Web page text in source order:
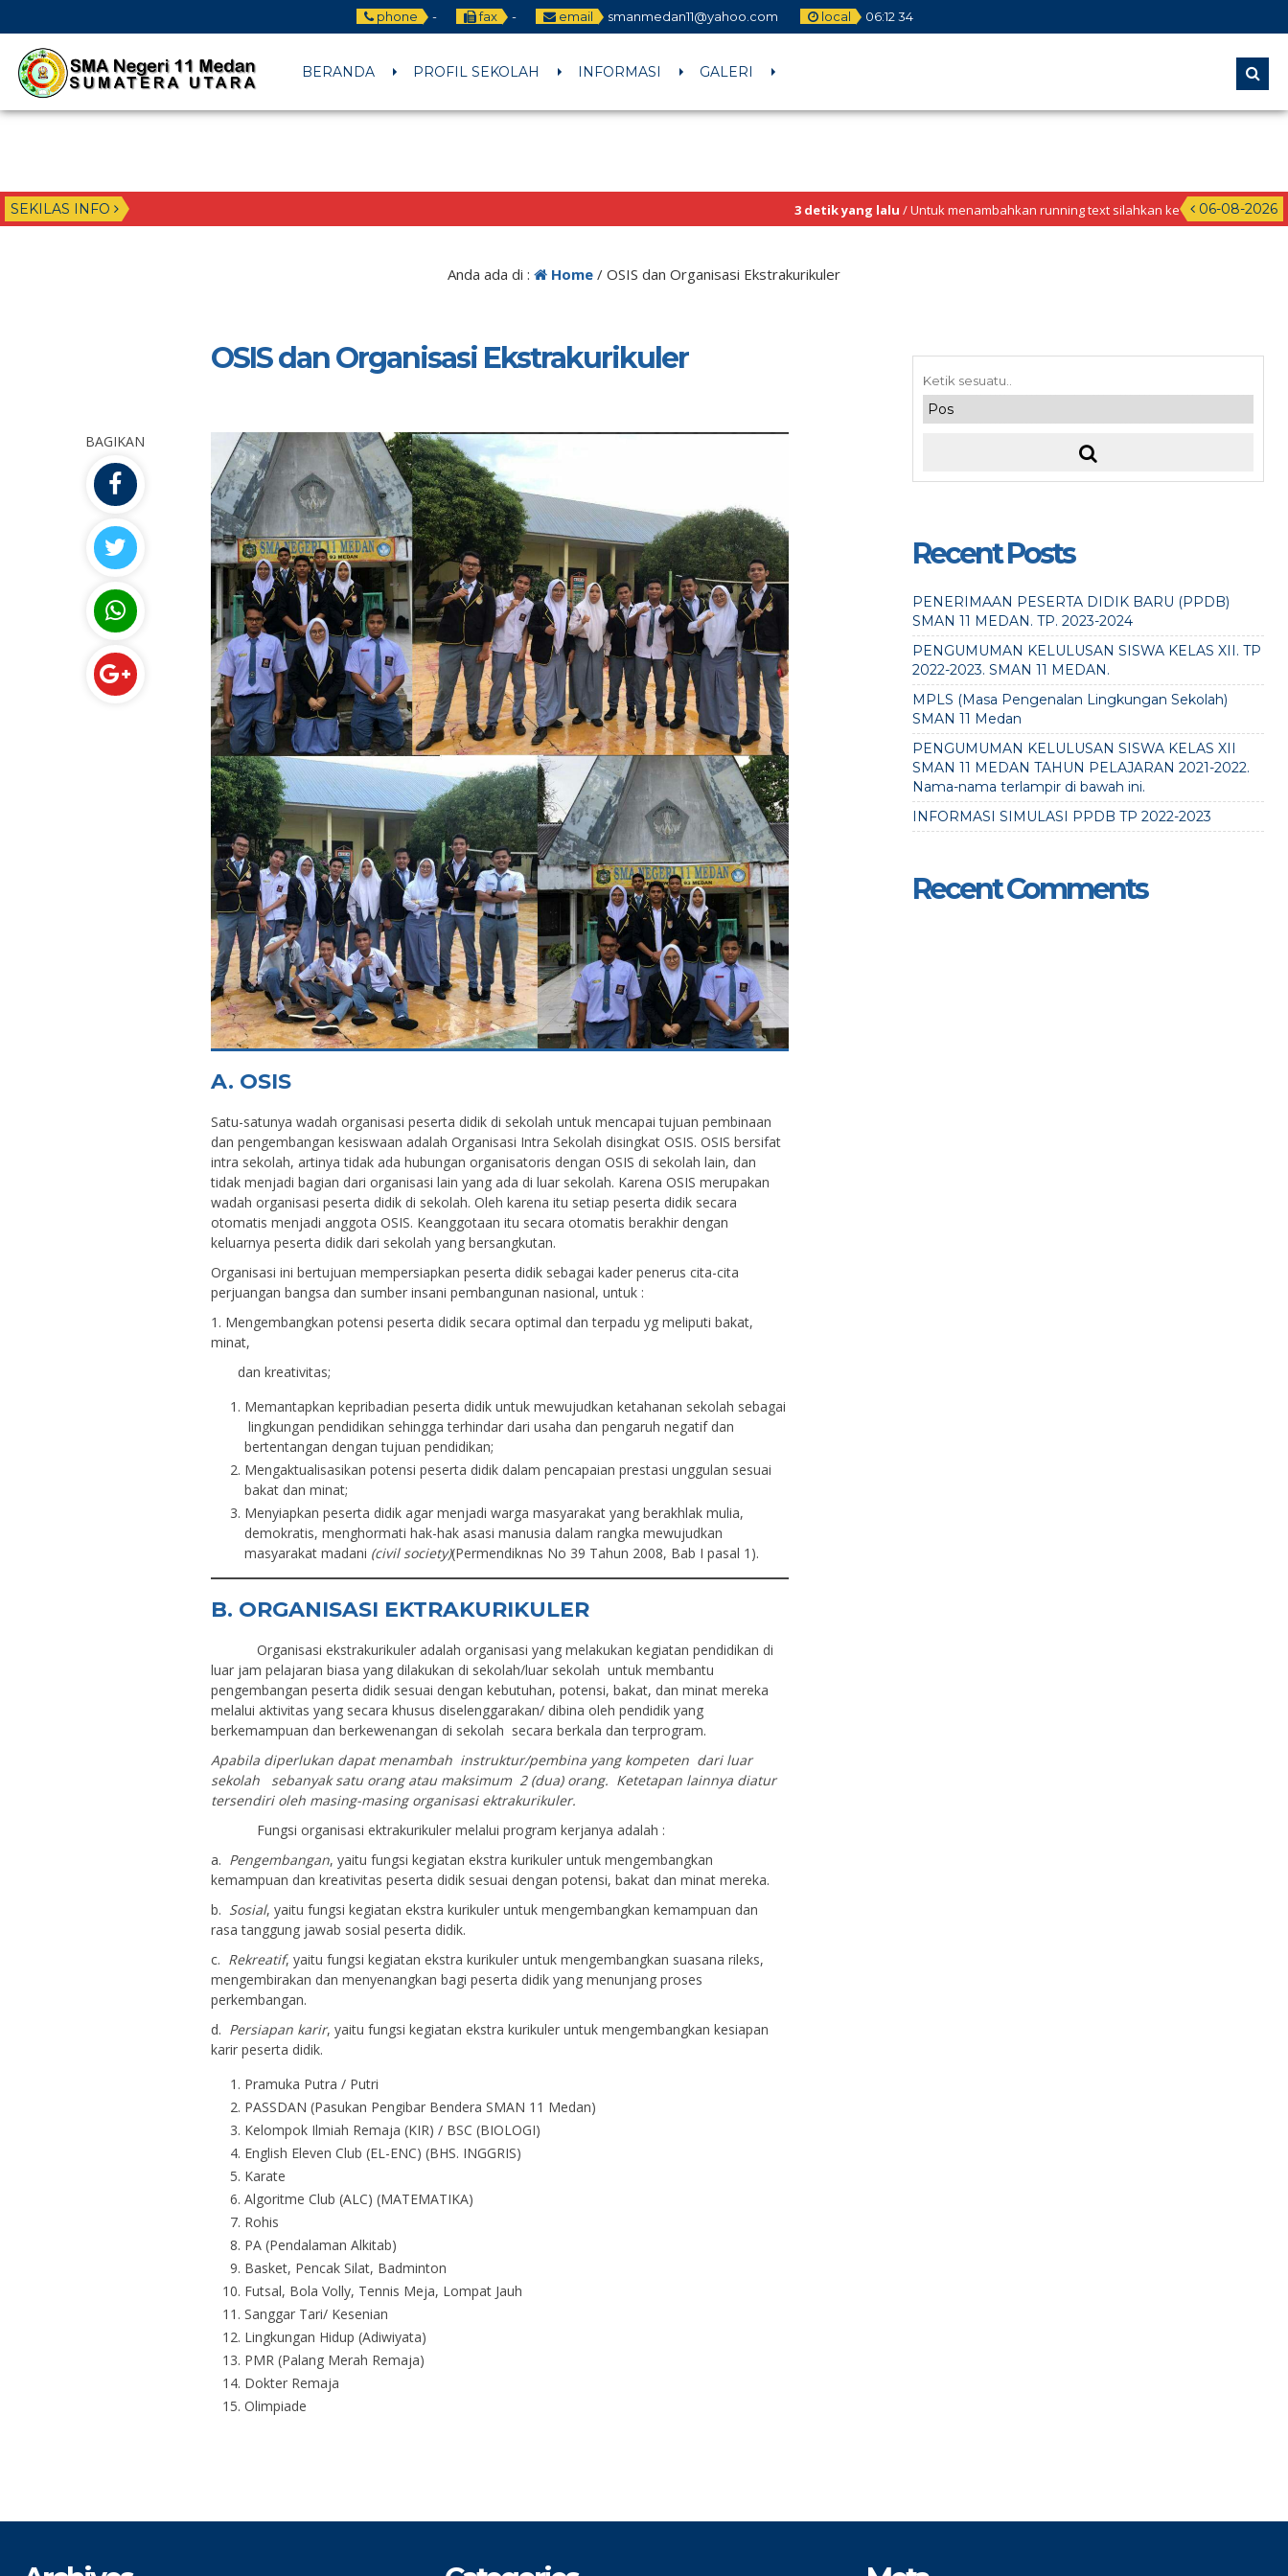
phone - fax - email smanmedan11@yahoo.com local 06:12 34
BERANDA PROFIL SEKOLAH INFORMASI GALERI
SEKILAS INFO 06-08-2026
3 detik yang lalu/ Untuk menambahkan running text silahkan ke Dashboard >
Sekilas Info
Anda ada di : Home / OSIS dan Organisasi Ekstrakurikuler
OSIS dan Organisasi Ekstrakurikuler
BAGIKAN
A. OSIS
Satu-satunya wadah organisasi peserta didik di sekolah untuk mencapai tujuan pembinaan
dan pengembangan kesiswaan adalah Organisasi Intra Sekolah disingkat OSIS. OSIS bersifat
intra sekolah, artinya tidak ada hubungan organisatoris dengan OSIS di sekolah lain, dan
tidak menjadi bagian dari organisasi lain yang ada di luar sekolah. Karena OSIS merupakan
wadah organisasi peserta didik di sekolah. Oleh karena itu setiap peserta didik secara
otomatis menjadi anggota OSIS. Keanggotaan itu secara otomatis berakhir dengan
keluarnya peserta didik dari sekolah yang bersangkutan.
Organisasi ini bertujuan mempersiapkan peserta didik sebagai kader penerus cita-cita
perjuangan bangsa dan sumber insani pembangunan nasional, untuk :
1. Mengembangkan potensi peserta didik secara optimal dan terpadu yg meliputi bakat,
minat,
dan kreativitas;
Memantapkan kepribadian peserta didik untuk mewujudkan ketahanan sekolah sebagai
lingkungan pendidikan sehingga terhindar dari usaha dan pengaruh negatif dan
bertentangan dengan tujuan pendidikan;
Mengaktualisasikan potensi peserta didik dalam pencapaian prestasi unggulan sesuai
bakat dan minat;
Menyiapkan peserta didik agar menjadi warga masyarakat yang berakhlak mulia,
demokratis, menghormati hak-hak asasi manusia dalam rangka mewujudkan
masyarakat madani (civil society)(Permendiknas No 39 Tahun 2008, Bab I pasal 1).
B. ORGANISASI EKTRAKURIKULER
Organisasi ekstrakurikuler adalah organisasi yang melakukan kegiatan pendidikan di
luar jam pelajaran biasa yang dilakukan di sekolah/luar sekolah untuk membantu
pengembangan peserta didik sesuai dengan kebutuhan, potensi, bakat, dan minat mereka
melalui aktivitas yang secara khusus diselenggarakan/ dibina oleh pendidik yang
berkemampuan dan berkewenangan di sekolah secara berkala dan terprogram.
Apabila diperlukan dapat menambah instruktur/pembina yang kompeten dari luar
sekolah sebanyak satu orang atau maksimum 2 (dua) orang. Ketetapan lainnya diatur
tersendiri oleh masing-masing organisasi ektrakurikuler.
Fungsi organisasi ektrakurikuler melalui program kerjanya adalah :
a. Pengembangan, yaitu fungsi kegiatan ekstra kurikuler untuk mengembangkan
kemampuan dan kreativitas peserta didik sesuai dengan potensi, bakat dan minat mereka.
b. Sosial, yaitu fungsi kegiatan ekstra kurikuler untuk mengembangkan kemampuan dan
rasa tanggung jawab sosial peserta didik.
c. Rekreatif, yaitu fungsi kegiatan ekstra kurikuler untuk mengembangkan suasana rileks,
mengembirakan dan menyenangkan bagi peserta didik yang menunjang proses
perkembangan.
d. Persiapan karir, yaitu fungsi kegiatan ekstra kurikuler untuk mengembangkan kesiapan
karir peserta didik.
Pramuka Putra / Putri
PASSDAN (Pasukan Pengibar Bendera SMAN 11 Medan)
Kelompok Ilmiah Remaja (KIR) / BSC (BIOLOGI)
English Eleven Club (EL-ENC) (BHS. INGGRIS)
Karate
Algoritme Club (ALC) (MATEMATIKA)
Rohis
PA (Pendalaman Alkitab)
Basket, Pencak Silat, Badminton
Futsal, Bola Volly, Tennis Meja, Lompat Jauh
Sanggar Tari/ Kesenian
Lingkungan Hidup (Adiwiyata)
PMR (Palang Merah Remaja)
Dokter Remaja
Olimpiade
Recent Posts
PENERIMAAN PESERTA DIDIK BARU (PPDB)
SMAN 11 MEDAN. TP. 2023-2024
PENGUMUMAN KELULUSAN SISWA KELAS XII. TP
2022-2023. SMAN 11 MEDAN.
MPLS (Masa Pengenalan Lingkungan Sekolah)
SMAN 11 Medan
PENGUMUMAN KELULUSAN SISWA KELAS XII
SMAN 11 MEDAN TAHUN PELAJARAN 2021-2022.
Nama-nama terlampir di bawah ini.
INFORMASI SIMULASI PPDB TP 2022-2023
Recent Comments